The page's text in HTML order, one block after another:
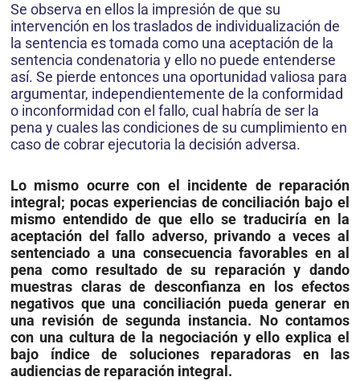
Se observa en ellos la impresión de que su
intervención en los traslados de individualización de
la sentencia es tomada como una aceptación de la
sentencia condenatoria y ello no puede entenderse
así. Se pierde entonces una oportunidad valiosa para
argumentar, independientemente de la conformidad
o inconformidad con el fallo, cual habría de ser la
pena y cuales las condiciones de su cumplimiento en
caso de cobrar ejecutoria la decisión adversa.
Lo mismo ocurre con el incidente de reparación
integral; pocas experiencias de conciliación bajo el
mismo entendido de que ello se traduciría en la
aceptación del fallo adverso, privando a veces al
sentenciado a una consecuencia favorables en al
pena como resultado de su reparación y dando
muestras claras de desconfianza en los efectos
negativos que una conciliación pueda generar en
una revisión de segunda instancia. No contamos
con una cultura de la negociación y ello explica el
bajo índice de soluciones reparadoras en las
audiencias de reparación integral.